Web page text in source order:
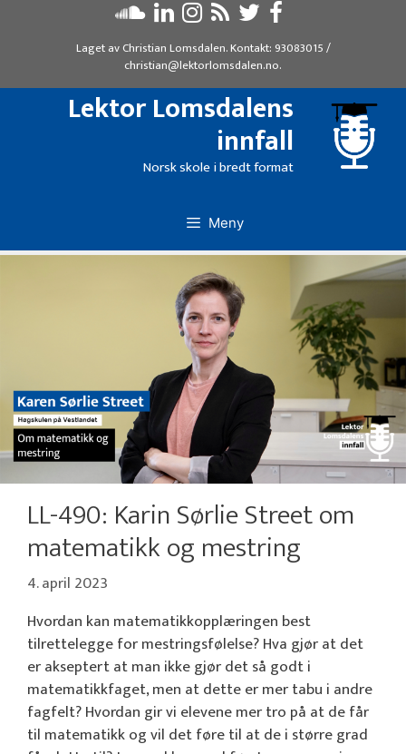
Laget avChristian Lomsdalen. Kontakt: 93083015/
christian@lektorlomsdalen.no.
Lektor Lomsdalens
innfall
Norsk skole i bredt format
Meny
LL-490: Karin Sørlie Street om
matematikk og mestring
4. april 2023
Hvordan kan matematikkopplæringen best
tilrettelegge for mestringsfølelse? Hva gjør at det
er akseptert at man ikke gjør det så godt i
matematikkfaget, men at dette er mer tabu i andre
fagfelt? Hvordan gir vi elevene mer tro på at de får
til matematikk og vil det føre til at de i større grad